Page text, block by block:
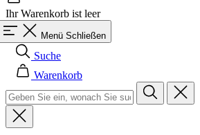
Warenkorb
Herren
Alle in der Kategorie Herren